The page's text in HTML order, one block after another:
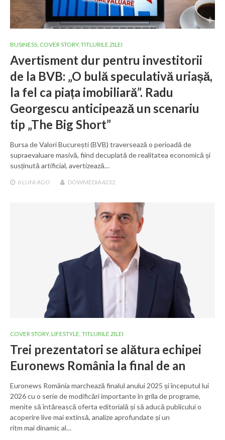
BUSINESS, COVER STORY, TITLURILE ZILEI
Avertisment dur pentru investitorii
de la BVB: „O bulă speculativă uriașă,
la fel ca piața imobiliară”. Radu
Georgescu anticipează un scenariu
tip „The Big Short”
Bursa de Valori București (BVB) traversează o perioadă de
supraevaluare masivă, fiind decuplată de realitatea economică și
susținută artificial, avertizează…
6 LUNI AGO DOWMEDIA4232
COVER STORY, LIFESTYLE, TITLURILE ZILEI
Trei prezentatori se alătura echipei
Euronews România la final de an
Euronews România marchează finalul anului 2025 și începutul lui
2026 cu o serie de modificări importante în grila de programe,
menite să întărească oferta editorială și să aducă publicului o
acoperire live mai extinsă, analize aprofundate și un
ritm mai dinamic al…